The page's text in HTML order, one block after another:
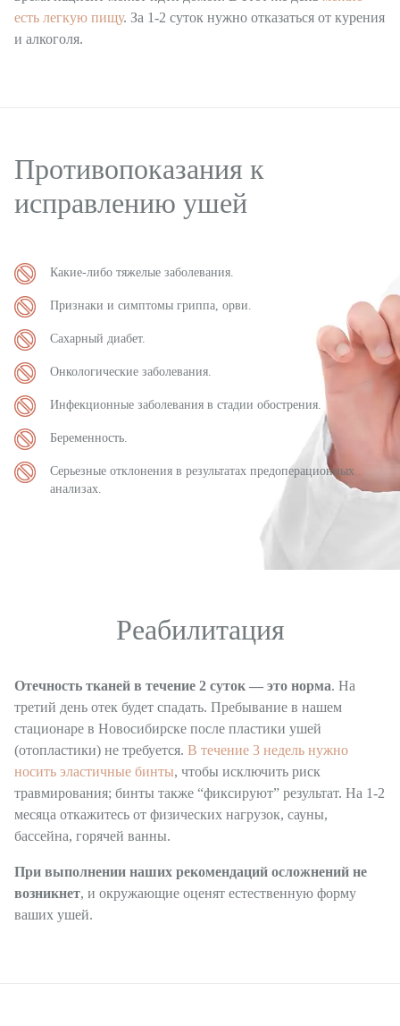
есть легкую пищу. За 1-2 суток нужно отказаться от курения
и алкоголя.
Противопоказания к
исправлению ушей
Какие-либо тяжелые заболевания.
Признаки и симптомы гриппа, орви.
Сахарный диабет.
Онкологические заболевания.
Инфекционные заболевания в стадии обострения.
Беременность.
Серьезные отклонения в результатах предоперационных
анализах.
Реабилитация
Отечность тканей в течение 2 суток — это норма. На
третий день отек будет спадать. Пребывание в нашем
стационаре в Новосибирске после пластики ушей
(отопластики) не требуется. В течение 3 недель нужно
носить эластичные бинты, чтобы исключить риск
травмирования; бинты также “фиксируют” результат. На 1-2
месяца откажитесь от физических нагрузок, сауны,
бассейна, горячей ванны.
При выполнении наших рекомендаций осложнений не
возникнет, и окружающие оценят естественную форму
ваших ушей.